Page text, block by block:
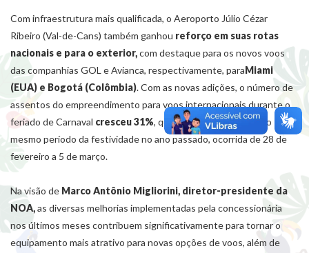
Com infraestrutura mais qualificada, o Aeroporto Júlio Cézar
Ribeiro (Val-de-Cans) também ganhou reforço em suas rotas
nacionais e para o exterior,com destaque para os novos voos
das companhias GOL e Avianca, respectivamente, paraMiami
(EUA) e Bogotá (Colômbia). Com as novas adições, o número de
assentos do empreendimento para voos internacionais durante o
feriado de Carnaval cresceu 31%, quando em comparação ao
mesmo período da festividade no ano passado, ocorrida de 28 de
fevereiro a 5 de março.
Na visão de Marco Antônio Migliorini, diretor-presidente da
NOA,as diversas melhorias implementadas pela concessionária
nos últimos meses contribuem significativamente para tornar o
equipamento mais atrativo para novas opções de voos, além de